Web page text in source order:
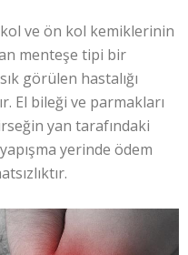
ve ön kol kemiklerinin
menteşe tipi bir
görülen hastalığı
El bileği ve parmakları
yan tarafındaki
yapışma yerinde ödem